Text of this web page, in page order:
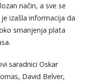
način, a sve se
izašla informacija da
smanjenja plata
saradnici Oskar
David Belver,